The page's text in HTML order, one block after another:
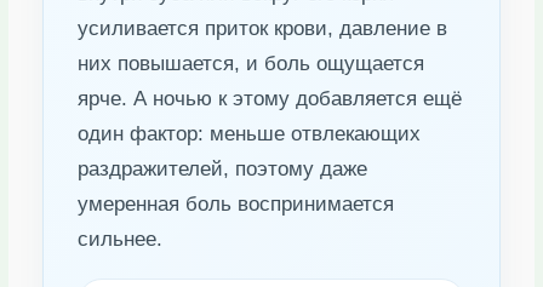
усиливается приток крови, давление в
них повышается, и боль ощущается
ярче. А ночью к этому добавляется ещё
один фактор: меньше отвлекающих
раздражителей, поэтому даже
умеренная боль воспринимается
сильнее.